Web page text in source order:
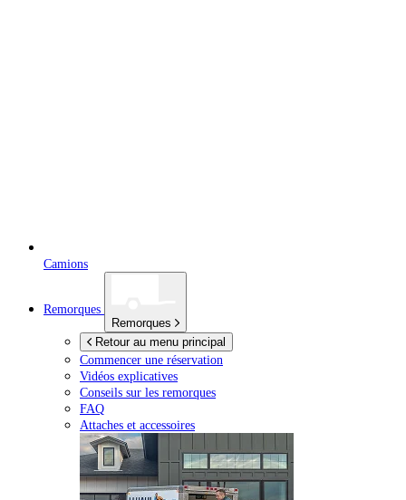
Camions
Remorques
Remorques
Retour au menu principal
Commencer une réservation
Vidéos explicatives
Conseils sur les remorques
FAQ
Attaches et accessoires